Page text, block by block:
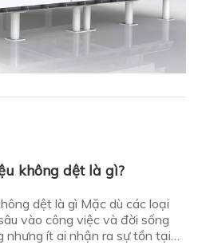
không dệt là gì?
dệt là gì Mặc dù các loại
vào công việc và đời sống
nhưng ít ai nhận ra sự tồn tại